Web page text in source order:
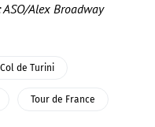
Alex Broadway
Col de Turini
Tour de France